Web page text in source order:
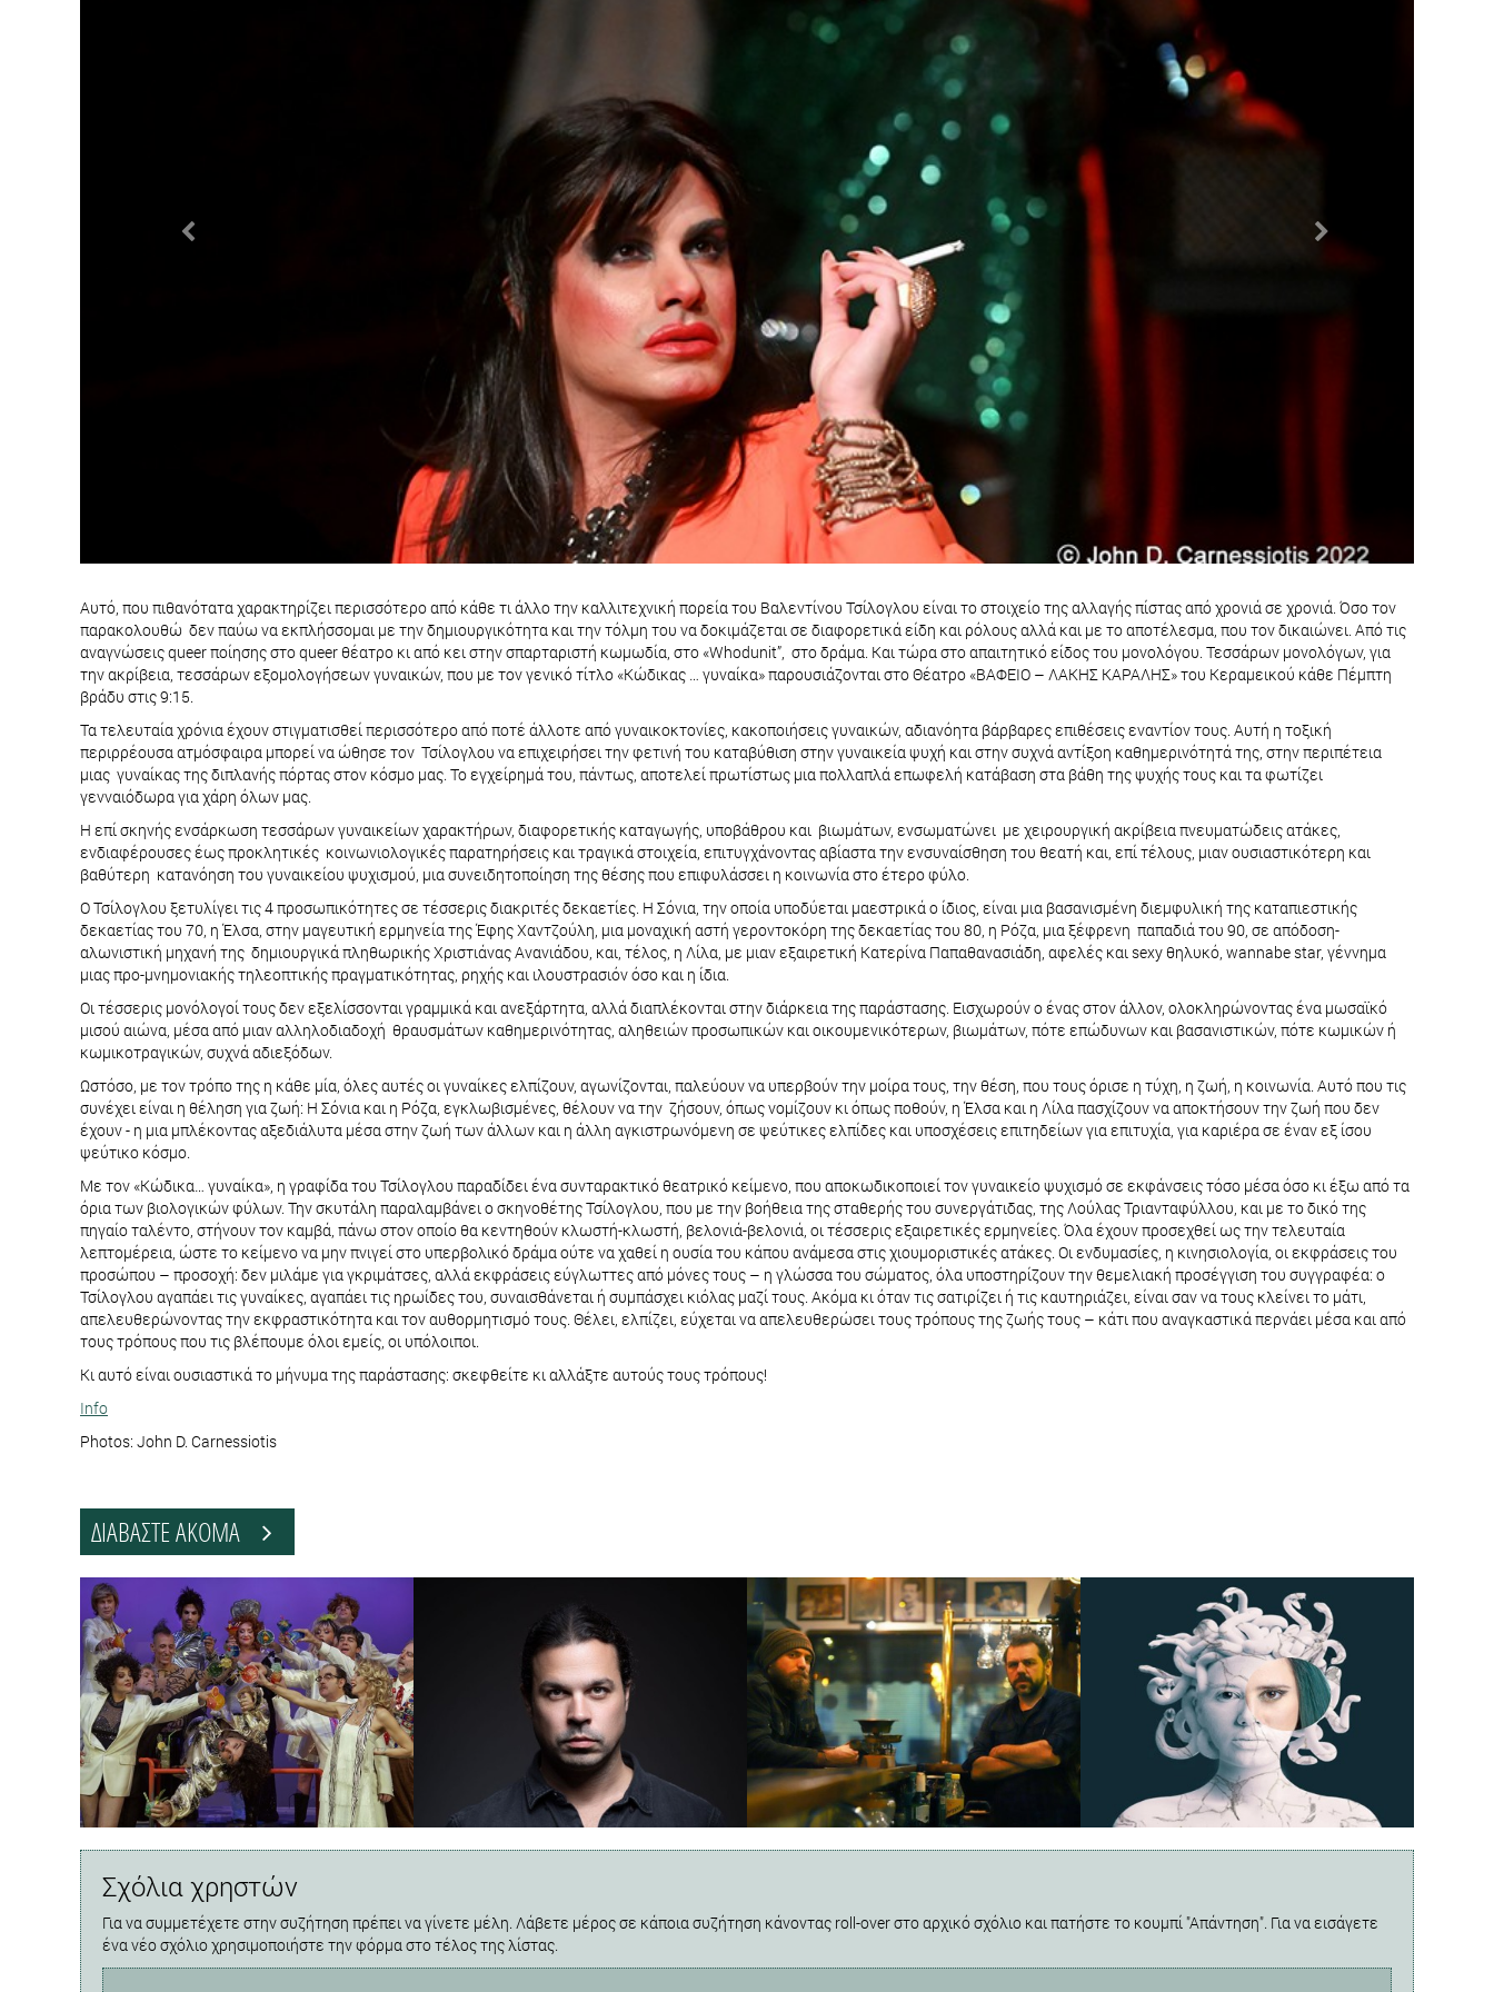
Αυτό, που πιθανότατα χαρακτηρίζει περισσότερο από κάθε τι άλλο την καλλιτεχνική πορεία του Βαλεντίνου Τσίλογλου είναι το στοιχείο της αλλαγής πίστας από χρονιά σε χρονιά. Όσο τον
παρακολουθώ δεν παύω να εκπλήσσομαι με την δημιουργικότητα και την τόλμη του να δοκιμάζεται σε διαφορετικά είδη και ρόλους αλλά και με το αποτέλεσμα, που τον δικαιώνει. Από τις
αναγνώσεις queer ποίησης στο queer θέατρο κι από κει στην σπαρταριστή κωμωδία, στο «Whodunit”, στο δράμα. Και τώρα στο απαιτητικό είδος του μονολόγου. Τεσσάρων μονολόγων, για
την ακρίβεια, τεσσάρων εξομολογήσεων γυναικών, που με τον γενικό τίτλο «Κώδικας … γυναίκα» παρουσιάζονται στο Θέατρο «ΒΑΦΕΙΟ – ΛΑΚΗΣ ΚΑΡΑΛΗΣ» του Κεραμεικού κάθε Πέμπτη
βράδυ στις 9:15.
Τα τελευταία χρόνια έχουν στιγματισθεί περισσότερο από ποτέ άλλοτε από γυναικοκτονίες, κακοποιήσεις γυναικών, αδιανόητα βάρβαρες επιθέσεις εναντίον τους. Αυτή η τοξική
περιρρέουσα ατμόσφαιρα μπορεί να ώθησε τον Τσίλογλου να επιχειρήσει την φετινή του καταβύθιση στην γυναικεία ψυχή και στην συχνά αντίξοη καθημερινότητά της, στην περιπέτεια
μιας γυναίκας της διπλανής πόρτας στον κόσμο μας. Το εγχείρημά του, πάντως, αποτελεί πρωτίστως μια πολλαπλά επωφελή κατάβαση στα βάθη της ψυχής τους και τα φωτίζει
γενναιόδωρα για χάρη όλων μας.
Η επί σκηνής ενσάρκωση τεσσάρων γυναικείων χαρακτήρων, διαφορετικής καταγωγής, υποβάθρου και βιωμάτων, ενσωματώνει με χειρουργική ακρίβεια πνευματώδεις ατάκες,
ενδιαφέρουσες έως προκλητικές κοινωνιολογικές παρατηρήσεις και τραγικά στοιχεία, επιτυγχάνοντας αβίαστα την ενσυναίσθηση του θεατή και, επί τέλους, μιαν ουσιαστικότερη και
βαθύτερη κατανόηση του γυναικείου ψυχισμού, μια συνειδητοποίηση της θέσης που επιφυλάσσει η κοινωνία στο έτερο φύλο.
O Τσίλογλου ξετυλίγει τις 4 προσωπικότητες σε τέσσερις διακριτές δεκαετίες. Η Σόνια, την οποία υποδύεται μαεστρικά ο ίδιος, είναι μια βασανισμένη διεμφυλική της καταπιεστικής
δεκαετίας του 70, η Έλσα, στην μαγευτική ερμηνεία της Έφης Χαντζούλη, μια μοναχική αστή γεροντοκόρη της δεκαετίας του 80, η Ρόζα, μια ξέφρενη παπαδιά του 90, σε απόδοση-
αλωνιστική μηχανή της δημιουργικά πληθωρικής Χριστιάνας Ανανιάδου, και, τέλος, η Λίλα, με μιαν εξαιρετική Κατερίνα Παπαθανασιάδη, αφελές και sexy θηλυκό, wannabe star, γέννημα
μιας προ-μνημονιακής τηλεοπτικής πραγματικότητας, ρηχής και ιλουστρασιόν όσο και η ίδια.
Οι τέσσερις μονόλογοί τους δεν εξελίσσονται γραμμικά και ανεξάρτητα, αλλά διαπλέκονται στην διάρκεια της παράστασης. Εισχωρούν ο ένας στον άλλον, ολοκληρώνοντας ένα μωσαϊκό
μισού αιώνα, μέσα από μιαν αλληλοδιαδοχή θραυσμάτων καθημερινότητας, αληθειών προσωπικών και οικουμενικότερων, βιωμάτων, πότε επώδυνων και βασανιστικών, πότε κωμικών ή
κωμικοτραγικών, συχνά αδιεξόδων.
Ωστόσο, με τον τρόπο της η κάθε μία, όλες αυτές οι γυναίκες ελπίζουν, αγωνίζονται, παλεύουν να υπερβούν την μοίρα τους, την θέση, που τους όρισε η τύχη, η ζωή, η κοινωνία. Αυτό που τις
συνέχει είναι η θέληση για ζωή: Η Σόνια και η Ρόζα, εγκλωβισμένες, θέλουν να την ζήσουν, όπως νομίζουν κι όπως ποθούν, η Έλσα και η Λίλα πασχίζουν να αποκτήσουν την ζωή που δεν
έχουν - η μια μπλέκοντας αξεδιάλυτα μέσα στην ζωή των άλλων και η άλλη αγκιστρωνόμενη σε ψεύτικες ελπίδες και υποσχέσεις επιτηδείων για επιτυχία, για καριέρα σε έναν εξ ίσου
ψεύτικο κόσμο.
Με τον «Κώδικα… γυναίκα», η γραφίδα του Τσίλογλου παραδίδει ένα συνταρακτικό θεατρικό κείμενο, που αποκωδικοποιεί τον γυναικείο ψυχισμό σε εκφάνσεις τόσο μέσα όσο κι έξω από τα
όρια των βιολογικών φύλων. Την σκυτάλη παραλαμβάνει ο σκηνοθέτης Τσίλογλου, που με την βοήθεια της σταθερής του συνεργάτιδας, της Λούλας Τριανταφύλλου, και με το δικό της
πηγαίο ταλέντο, στήνουν τον καμβά, πάνω στον οποίο θα κεντηθούν κλωστή-κλωστή, βελονιά-βελονιά, οι τέσσερις εξαιρετικές ερμηνείες. Όλα έχουν προσεχθεί ως την τελευταία
λεπτομέρεια, ώστε το κείμενο να μην πνιγεί στο υπερβολικό δράμα ούτε να χαθεί η ουσία του κάπου ανάμεσα στις χιουμοριστικές ατάκες. Οι ενδυμασίες, η κινησιολογία, οι εκφράσεις του
προσώπου – προσοχή: δεν μιλάμε για γκριμάτσες, αλλά εκφράσεις εύγλωττες από μόνες τους – η γλώσσα του σώματος, όλα υποστηρίζουν την θεμελιακή προσέγγιση του συγγραφέα: ο
Τσίλογλου αγαπάει τις γυναίκες, αγαπάει τις ηρωίδες του, συναισθάνεται ή συμπάσχει κιόλας μαζί τους. Ακόμα κι όταν τις σατιρίζει ή τις καυτηριάζει, είναι σαν να τους κλείνει το μάτι,
απελευθερώνοντας την εκφραστικότητα και τον αυθορμητισμό τους. Θέλει, ελπίζει, εύχεται να απελευθερώσει τους τρόπους της ζωής τους – κάτι που αναγκαστικά περνάει μέσα και από
τους τρόπους που τις βλέπουμε όλοι εμείς, οι υπόλοιποι.
Κι αυτό είναι ουσιαστικά το μήνυμα της παράστασης: σκεφθείτε κι αλλάξτε αυτούς τους τρόπους!
Info
Photos: John D. Carnessiotis
ΔΙΑΒΑΣΤΕ ΑΚΟΜΑ
Σχόλια χρηστών
Για να συμμετέχετε στην συζήτηση πρέπει να γίνετε μέλη. Λάβετε μέρος σε κάποια συζήτηση κάνοντας roll-over στο αρχικό σχόλιο και πατήστε το κουμπί "Απάντηση". Για να εισάγετε
ένα νέο σχόλιο χρησιμοποιήστε την φόρμα στο τέλος της λίστας.